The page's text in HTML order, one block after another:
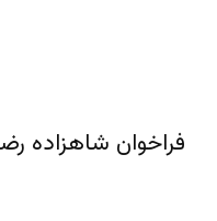
فراخوان شاهزاده